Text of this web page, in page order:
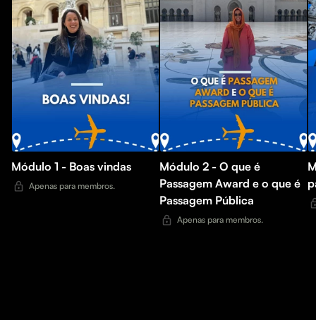
Módulo 1 - Boas vindas
Apenas para membros.
Módulo 2 - O que é
Passagem Award e o que é
Passagem Pública
Apenas para membros.